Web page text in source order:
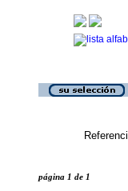
página 1 de 1